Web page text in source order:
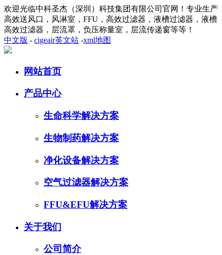
欢迎光临中科圣杰（深圳）科技集团有限公司官网！专业生产
高效送风口，风淋室，FFU，高效过滤器，液槽过滤器，液槽
高效过滤器，层流罩，负压称量室，层流传递窗等等！
中文版 - cigeair英文站 -xml地图
网站首页
产品中心
生命科学解决方案
生物制药解决方案
净化设备解决方案
空气过滤器解决方案
FFU&EFU解决方案
关于我们
公司简介